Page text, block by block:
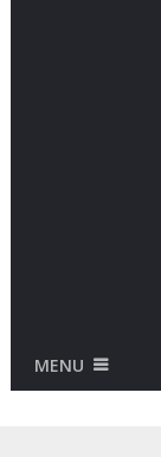
MENU